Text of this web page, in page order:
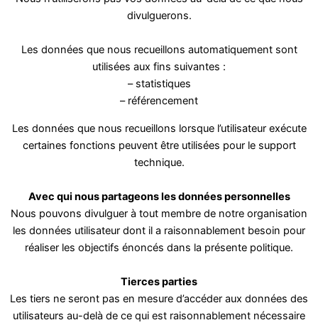
divulguerons.
Les données que nous recueillons automatiquement sont
utilisées aux fins suivantes :
– statistiques
– référencement
Les données que nous recueillons lorsque l’utilisateur exécute
certaines fonctions peuvent être utilisées pour le support
technique.
Avec qui nous partageons les données personnelles
Nous pouvons divulguer à tout membre de notre organisation
les données utilisateur dont il a raisonnablement besoin pour
réaliser les objectifs énoncés dans la présente politique.
Tierces parties
Les tiers ne seront pas en mesure d’accéder aux données des
utilisateurs au-delà de ce qui est raisonnablement nécessaire